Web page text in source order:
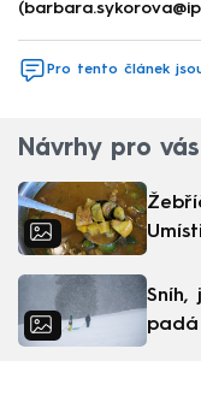
Pro tento článek
Návrhy pro vás
Sníh,